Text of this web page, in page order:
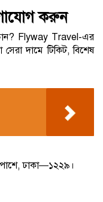
করুন
চান? Flyway Travel-এর
দামে টিকিট, বিশেষ
ঢাকা—১২২৯।